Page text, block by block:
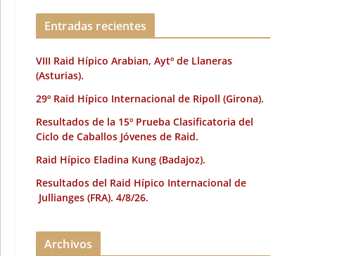
Entradas recientes
VIII Raid Hípico Arabian, Aytº de Llaneras
(Asturias).
29º Raid Hípico Internacional de Ripoll (Girona).
Resultados de la 15º Prueba Clasificatoria del
Ciclo de Caballos Jóvenes de Raid.
Raid Hípico Eladina Kung (Badajoz).
Resultados del Raid Hípico Internacional de
Jullianges (FRA). 4/8/26.
Archivos